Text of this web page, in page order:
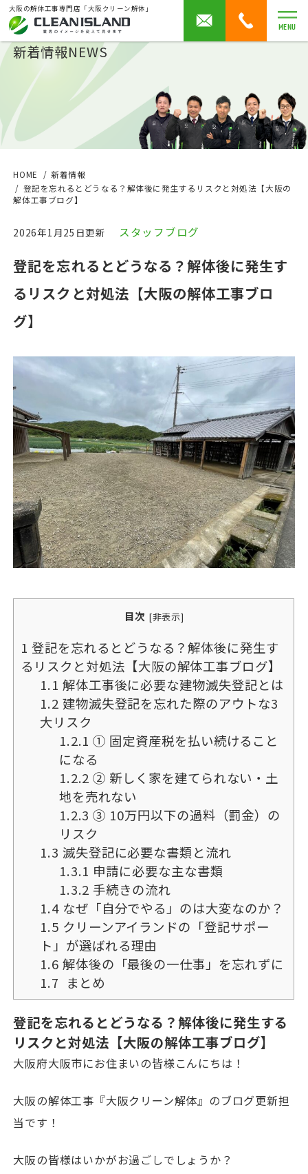
大阪の解体工事専門店「大阪クリーン解体」
MENU
新着情報NEWS
HOME
新着情報
登記を忘れるとどうなる？解体後に発生するリスクと対処法【大阪の
解体工事ブログ】
2026年1月25日更新 スタッフブログ
登記を忘れるとどうなる？解体後に発生す
るリスクと対処法【大阪の解体工事ブロ
グ】
目次 [非表示]
1 登記を忘れるとどうなる？解体後に発生す
るリスクと対処法【大阪の解体工事ブログ】
1.1 解体工事後に必要な建物滅失登記とは
1.2 建物滅失登記を忘れた際のアウトな3
大リスク
1.2.1 ① 固定資産税を払い続けること
になる
1.2.2 ② 新しく家を建てられない・土
地を売れない
1.2.3 ③ 10万円以下の過料（罰金）の
リスク
1.3 滅失登記に必要な書類と流れ
1.3.1 申請に必要な主な書類
1.3.2 手続きの流れ
1.4なぜ「自分でやる」のは大変なのか？
1.5 クリーンアイランドの「登記サポー
ト」が選ばれる理由
1.6 解体後の「最後の一仕事」を忘れずに
1.7 まとめ
登記を忘れるとどうなる？解体後に発生する
リスクと対処法【大阪の解体工事ブログ】
大阪府大阪市にお住まいの皆様こんにちは！
大阪の解体工事『大阪クリーン解体』のブログ更新担
当です！
大阪の皆様はいかがお過ごしでしょうか？